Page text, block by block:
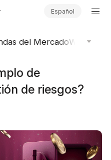
Español
del MercadoWebinars
de
de riesgos?